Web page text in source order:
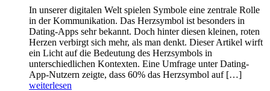
In unserer digitalen Welt spielen Symbole eine zentrale Rolle
in der Kommunikation. Das Herzsymbol ist besonders in
Dating-Apps sehr bekannt. Doch hinter diesen kleinen, roten
Herzen verbirgt sich mehr, als man denkt. Dieser Artikel wirft
ein Licht auf die Bedeutung des Herzsymbols in
unterschiedlichen Kontexten. Eine Umfrage unter Dating-
App-Nutzern zeigte, dass 60% das Herzsymbol auf […]
weiterlesen